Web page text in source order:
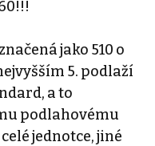
jako 510 o
5. podlaží
a to
podlahovému
jednotce, jiné